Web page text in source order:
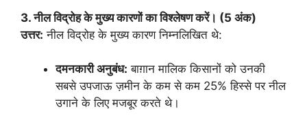
3. नील विद्रोह के मुख्य कारणों का विश्लेषण करें। (5 अंक)
उत्तर: नील विद्रोह के मुख्य कारण निम्नलिखित थे:
दमनकारी अनुबंध: बाग़ान मालिक किसानों को उनकी
सबसे उपजाऊ ज़मीन के कम से कम 25% हिस्से पर नील
उगाने के लिए मजबूर करते थे।